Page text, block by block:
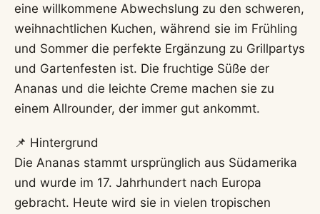
eine willkommene Abwechslung zu den schweren,
weihnachtlichen Kuchen, während sie im Frühling
und Sommer die perfekte Ergänzung zu Grillpartys
und Gartenfesten ist. Die fruchtige Süße der
Ananas und die leichte Creme machen sie zu
einem Allrounder, der immer gut ankommt.
📌 Hintergrund
Die Ananas stammt ursprünglich aus Südamerika
und wurde im 17. Jahrhundert nach Europa
gebracht. Heute wird sie in vielen tropischen